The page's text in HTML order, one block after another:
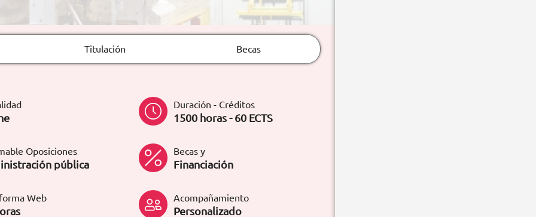
Titulación Becas
Duración - Créditos
1500 horas - 60 ECTS
Oposiciones
pública
Becas y
Financiación
Web Acompañamiento
Personalizado